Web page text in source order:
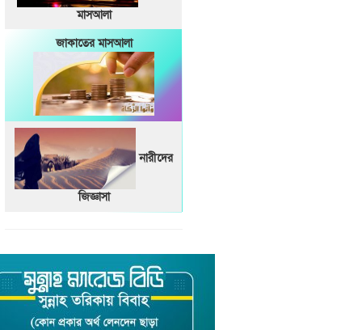
মাসআলা
জাকাতের মাসআলা
নারীদের
জিজ্ঞাসা